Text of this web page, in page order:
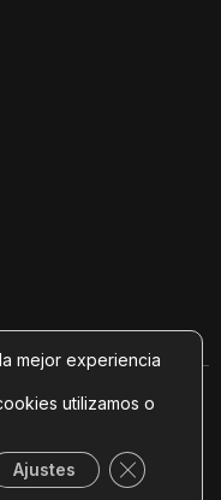
| Powered by
|Aviso legal|
mejor experiencia
utilizamos o
Ajustes Cerrar el